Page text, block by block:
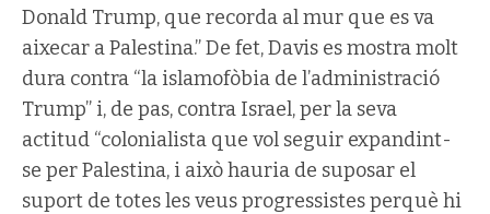
Donald Trump, que recorda al mur que es va
aixecar a Palestina.” De fet, Davis es mostra molt
dura contra “la islamofòbia de l’administració
Trump” i, de pas, contra Israel, per la seva
actitud “colonialista que vol seguir expandint-
se per Palestina, i això hauria de suposar el
suport de totes les veus progressistes perquè hi